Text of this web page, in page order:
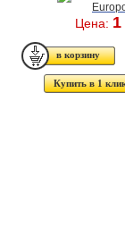
Цена:
Купить в 1